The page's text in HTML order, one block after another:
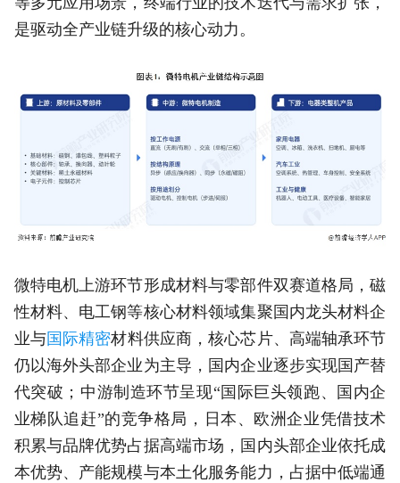
是驱动全产业链升级的核心动力。
微特电机上游环节形成材料与零部件双赛道格局，磁
性材料、电工钢等核心材料领域集聚国内龙头材料企
业与国际精密材料供应商，核心芯片、高端轴承环节
仍以海外头部企业为主导，国内企业逐步实现国产替
代突破；中游制造环节呈现“国际巨头领跑、国内企
业梯队追赶”的竞争格局，日本、欧洲企业凭借技术
积累与品牌优势占据高端市场，国内头部企业依托成
本优势、产能规模与本土化服务能力，占据中低端通